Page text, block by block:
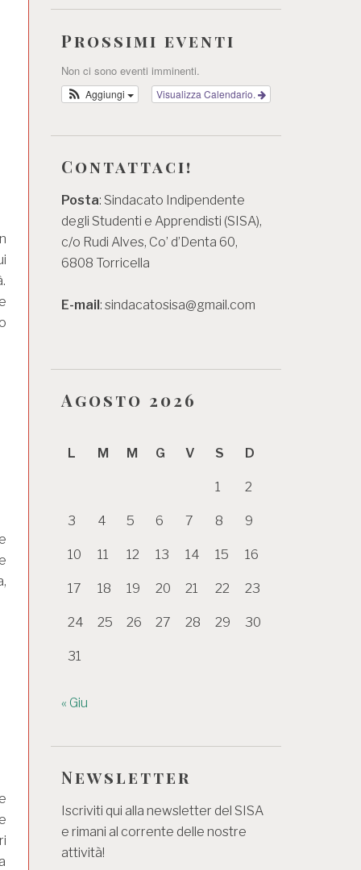
Prossimi eventi
Non ci sono eventi imminenti.
Visualizza Calendario.
Aggiungi
Contattaci!
Posta: Sindacato Indipendente
degli Studenti e Apprendisti (SISA),
c/o Rudi Alves, Co’ d’Denta 60,
6808 Torricella
E-mail: sindacatosisa@gmail.com
Agosto 2026
L M M G V S D
1 2
3 4 5 6 7 8 9
10 11 12 13 14 15 16
17 18 19 20 21 22 23
24 25 26 27 28 29 30
31
« Giu
Newsletter
Iscriviti qui alla newsletter del SISA
e rimani al corrente delle nostre
attività!